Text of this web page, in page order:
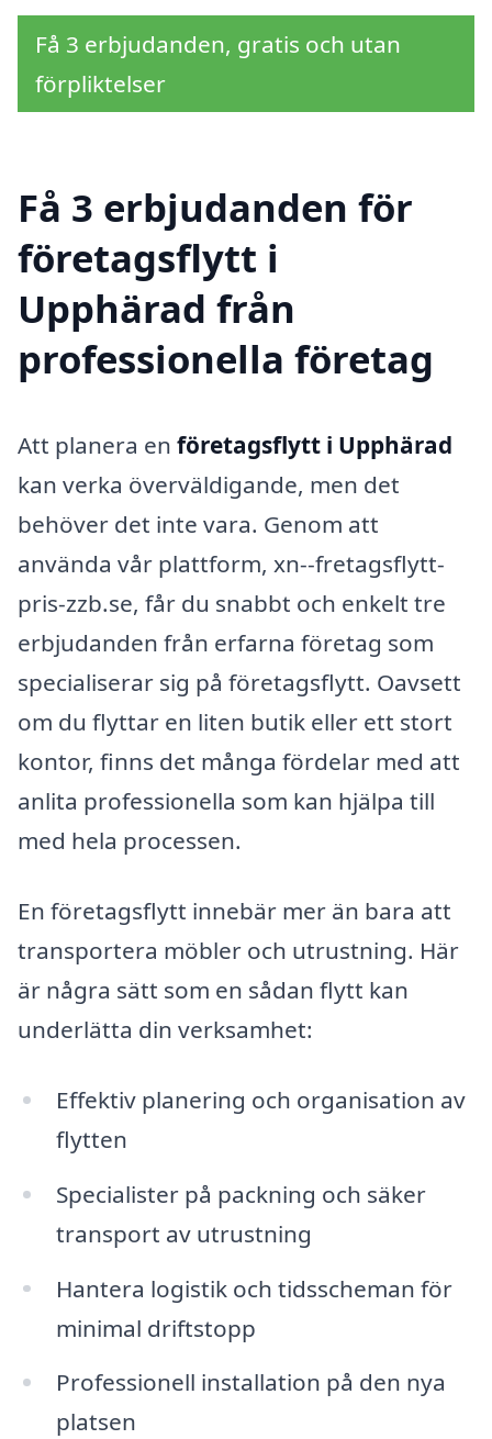
Få 3 erbjudanden, gratis och utan
förpliktelser
Få 3 erbjudanden för
företagsflytt i
Upphärad från
professionella företag
Att planera en företagsflytt i Upphärad
kan verka överväldigande, men det
behöver det inte vara. Genom att
använda vår plattform, xn--fretagsflytt-
pris-zzb.se, får du snabbt och enkelt tre
erbjudanden från erfarna företag som
specialiserar sig på företagsflytt. Oavsett
om du flyttar en liten butik eller ett stort
kontor, finns det många fördelar med att
anlita professionella som kan hjälpa till
med hela processen.
En företagsflytt innebär mer än bara att
transportera möbler och utrustning. Här
är några sätt som en sådan flytt kan
underlätta din verksamhet:
Effektiv planering och organisation av
flytten
Specialister på packning och säker
transport av utrustning
Hantera logistik och tidsscheman för
minimal driftstopp
Professionell installation på den nya
platsen